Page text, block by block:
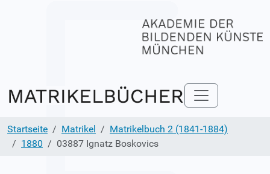
Startseite Matrikel
Matrikelbuch 2 (1841-1884)
1880
03887 Ignatz Boskovics